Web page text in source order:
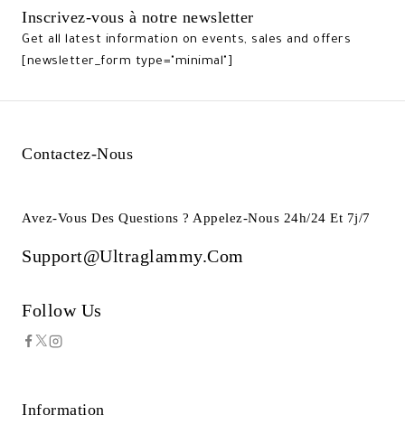
Inscrivez-vous à notre newsletter
Get all latest information on events, sales and offers
[newsletter_form type="minimal"]
Contactez-Nous
Avez-Vous Des Questions ? Appelez-Nous 24h/24 Et 7j/7
Support@ultraglammy.com
Follow Us
Information